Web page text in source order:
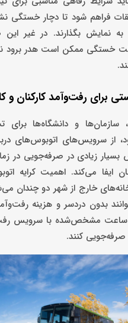
فراهم شود تا دچار خستگی
به نمایش بگذارند. در غیر
خستگی ممکن است هدر برود
برای رفت‌وآمد کارکنان و
سازمان‌ها و دانشگاه‌ها برای
از سرویس‌های اتوبوس‌های
بسیار زیادی در صرفه‌جویی در
ایفا می‌کند. اهمیت کرایه
خارج از شهر دو چندان
بدون دردسر و هزینه
ساعت مشخص‌شده با سرویس‌
کنند.